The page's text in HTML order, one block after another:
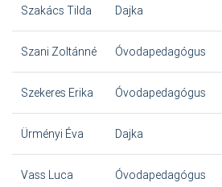
Szakács Tilda Dajka
Szani Zoltánné Óvodapedagógus
Szekeres Erika Óvodapedagógus
Ürményi Éva Dajka
Vass Luca Óvodapedagógus